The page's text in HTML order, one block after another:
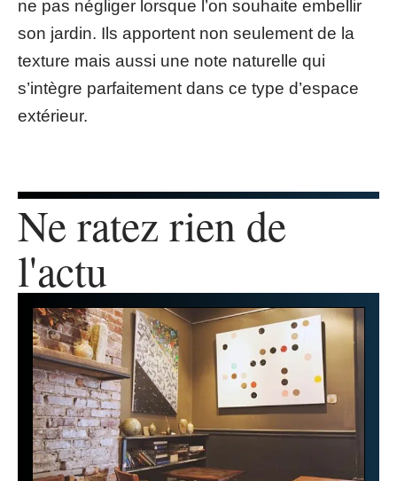
ne pas négliger lorsque l’on souhaite embellir
son jardin. Ils apportent non seulement de la
texture mais aussi une note naturelle qui
s’intègre parfaitement dans ce type d’espace
extérieur.
Ne ratez rien de
l'actu